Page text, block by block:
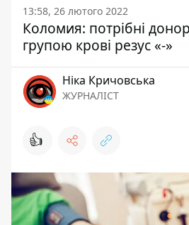
13:58, 26 лютого 2022
Коломия: потрібні
групою крові резус «-»
Ніка Кричовська
ЖУРНАЛІСТ
👍